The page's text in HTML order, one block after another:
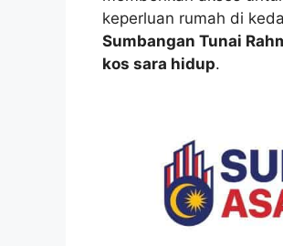
keperluan rumah di
Sumbangan Tunai
kos sara hidup.